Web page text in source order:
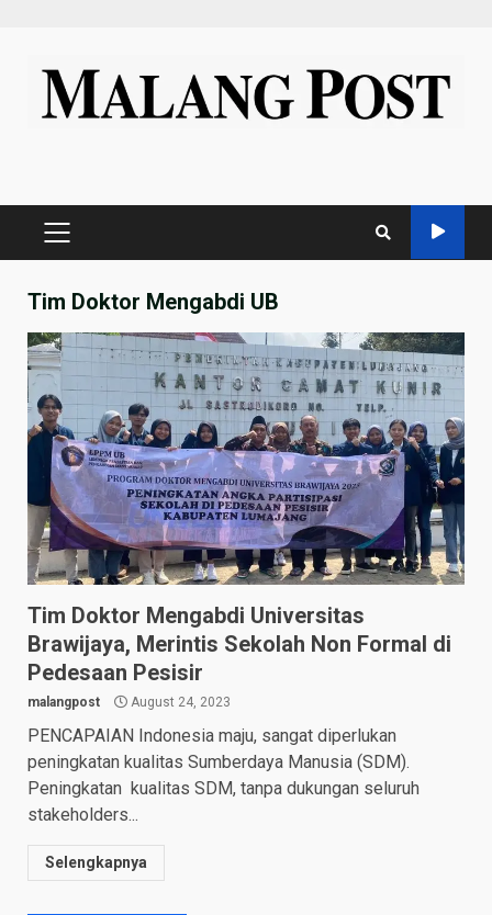
content
PRIMARY
Tim Doktor Mengabdi UB
Tim Doktor Mengabdi Universitas
Brawijaya, Merintis Sekolah Non Formal di
Pedesaan Pesisir
malangpost August 24, 2023
PENCAPAIAN Indonesia maju, sangat diperlukan
peningkatan kualitas Sumberdaya Manusia (SDM).
Peningkatan kualitas SDM, tanpa dukungan seluruh
stakeholders...
Selengkapnya